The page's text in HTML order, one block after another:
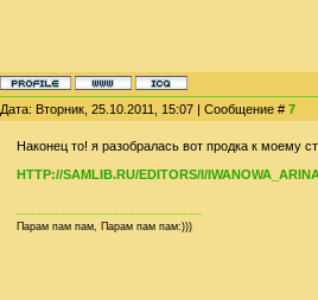
Дата: Вторник, 25.10.2011, 15:07 | Сообщение # 7
Наконец то! я разобралась вот продка к моему
HTTP://SAMLIB.RU/EDITORS/I/
Парам пам пам, Парам пам пам:)))